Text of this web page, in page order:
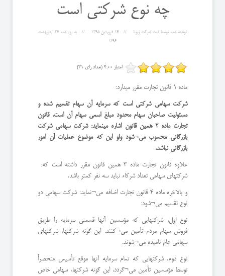
چه نوع شرکتی است
نوشته شده توسط ثبت شرکت ویونا 14 فروردين 1395 به روز شده
24 ارديبهشت
1396
امتیاز 4.00 (تعداد رای 31)
ماده 1 قانون تجارت مقرر میدارد:
شرکت سهامی شرکتی است که سرمایه آن سهام تقسیم شده و
مسئولیت صاحبان سهام محدود مبلغ اسمی سهام آن است. قانون
تجارت ماده 2 همین قانون اشاره مینماید: شرکت سهامی شرکت
بازرگانی محسوب می¬شود ولو این که موضوع عملیات آن امور
بازرگانی نباشد.
علاوه قانون تجارت ماده 3 همین قانون مقرر داشته است که:
شرکتهای سهامی تعداد شرکاء نباید سه نفر کمتر باشد.
و بالاخره ماده 4 قانون تجارت اضافه می¬نماید: شرکت سهامی دو
نوع تقسیم می¬شود:
نوع اول، شرکتهایی که مؤسسین آنها قسمتی سرمایه را طریق
فروش سهام مردم تأمين می¬کنند. این گونه شرکتها، شرکتهای
سهامی عام نامیده می¬شوند.
نوع دوم، شرکتهایی که تمام سرمایه آنها موقع تأسيس منحصراً
توسط مؤسسين تأمين می¬گردد، این گونه شرکتها، سهامی خاص